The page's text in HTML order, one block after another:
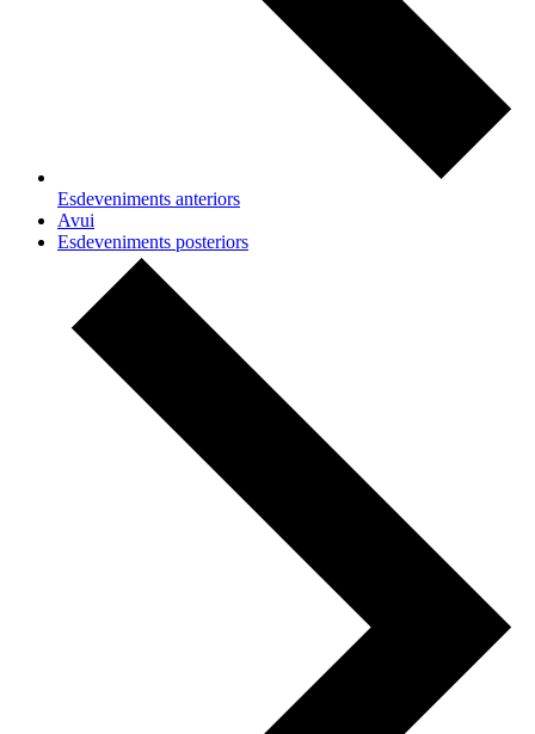
Esdeveniments anteriors
Avui
Esdeveniments posteriors